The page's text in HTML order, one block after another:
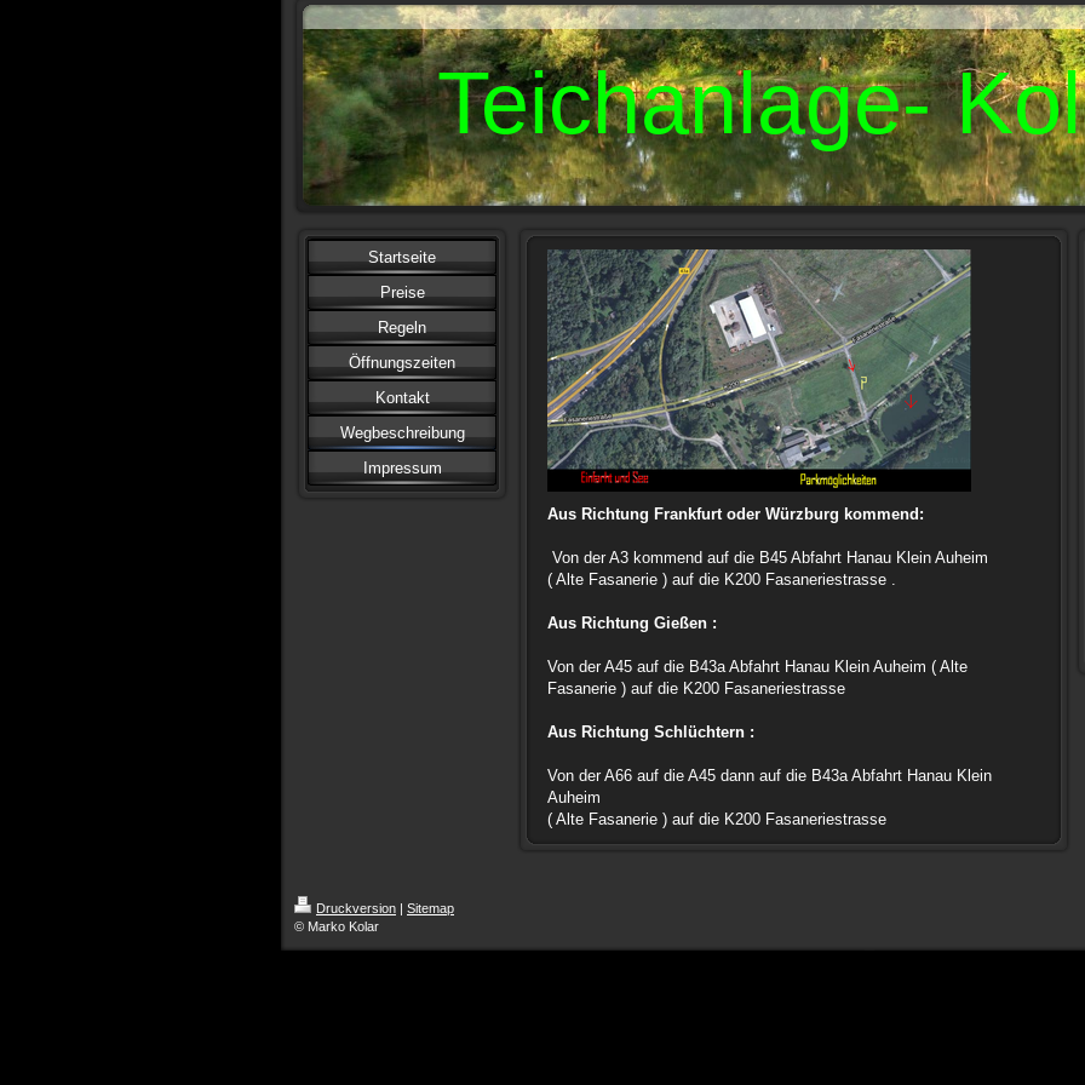
Teichanlage-
Startseite
Preise
Regeln
Öffnungszeiten
Kontakt
Wegbeschreibung
Impressum
Aus Richtung Frankfurt oder Würzburg kommend:
Von der A3 kommend auf die B45 Abfahrt Hanau Klein Auheim
( Alte Fasanerie ) auf die K200 Fasaneriestrasse .
Aus Richtung Gießen :
Von der A45 auf die B43a Abfahrt Hanau Klein Auheim ( Alte
Fasanerie ) auf die K200 Fasaneriestrasse
Aus Richtung Schlüchtern :
Von der A66 auf die A45 dann auf die B43a Abfahrt Hanau Klein
Auheim
( Alte Fasanerie ) auf die K200 Fasaneriestrasse
Druckversion | Sitemap
© Marko Kolar